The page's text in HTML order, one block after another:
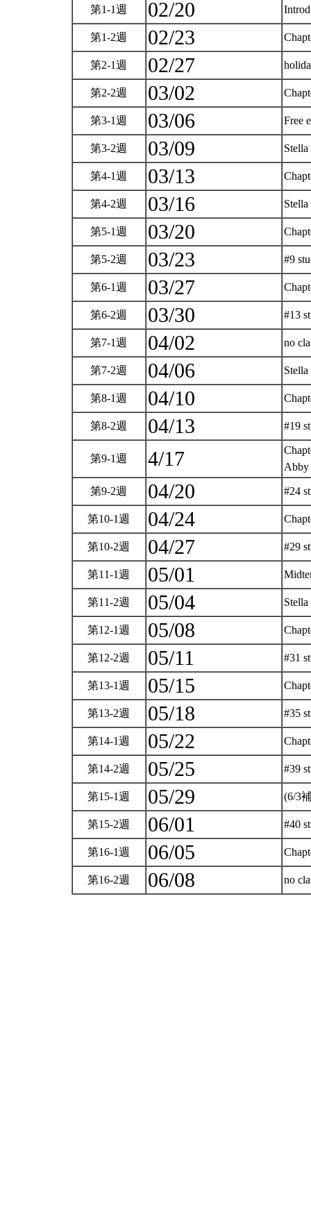
第1-1週 02/20
第1-2週 02/23
第2-1週 02/27
第2-2週 03/02
第3-1週 03/06 Free
第3-2週 03/09
第4-1週 03/13
第4-2週 03/16
第5-1週 03/20
第5-2週 03/23 #9
第6-1週 03/27
第6-2週 03/30 #13
第7-1週 04/02 no
第7-2週 04/06
第8-1週 04/10
第8-2週 04/13 #19
第9-1週 4/17
Abby
第9-2週 04/20 #24
第10-1週 04/24
第10-2週 04/27 #29
第11-1週 05/01
第11-2週 05/04
第12-1週 05/08
第12-2週 05/11 #31
第13-1週 05/15
第13-2週 05/18 #35
第14-1週 05/22
第14-2週 05/25 #39
第15-1週 05/29 (6/3
第15-2週 06/01 #40
第16-1週 06/05
第16-2週 06/08 no